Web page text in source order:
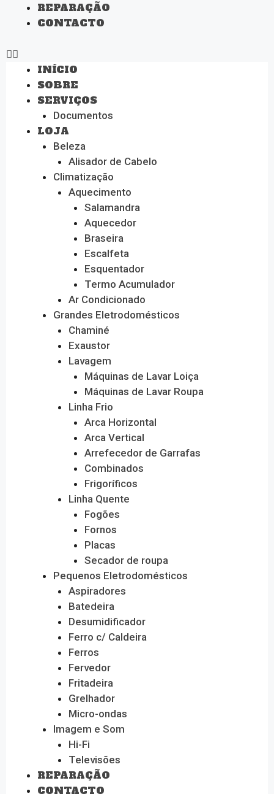
REPARAÇÃO
CONTACTO
INÍCIO
SOBRE
SERVIÇOS
Documentos
LOJA
Beleza
Alisador de Cabelo
Climatização
Aquecimento
Salamandra
Aquecedor
Braseira
Escalfeta
Esquentador
Termo Acumulador
Ar Condicionado
Grandes Eletrodomésticos
Chaminé
Exaustor
Lavagem
Máquinas de Lavar Loiça
Máquinas de Lavar Roupa
Linha Frio
Arca Horizontal
Arca Vertical
Arrefecedor de Garrafas
Combinados
Frigoríficos
Linha Quente
Fogões
Fornos
Placas
Secador de roupa
Pequenos Eletrodomésticos
Aspiradores
Batedeira
Desumidificador
Ferro c/ Caldeira
Ferros
Fervedor
Fritadeira
Grelhador
Micro-ondas
Imagem e Som
Hi-Fi
Televisões
REPARAÇÃO
CONTACTO